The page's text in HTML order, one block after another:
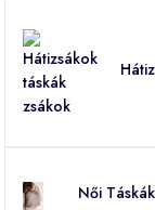
Női